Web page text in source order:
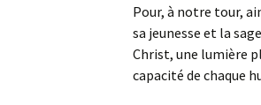
Pour, à notre tour,
sa jeunesse et la
Christ, une lumière
capacité de chaque